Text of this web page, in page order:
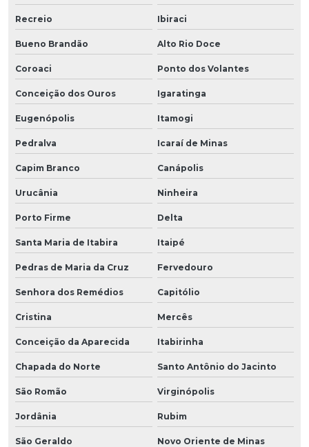
Recreio Ibiraci
Bueno Brandão Alto Rio Doce
Coroaci Ponto dos Volantes
Conceição dos Ouros Igaratinga
Eugenópolis Itamogi
Pedralva Icaraí de Minas
Capim Branco Canápolis
Urucânia Ninheira
Porto Firme Delta
Santa Maria de Itabira Itaipé
Pedras de Maria da Cruz Fervedouro
Senhora dos Remédios Capitólio
Cristina Mercês
Conceição da Aparecida Itabirinha
Chapada do Norte Santo Antônio do Jacinto
São Romão Virginópolis
Jordânia Rubim
São Geraldo Novo Oriente de Minas